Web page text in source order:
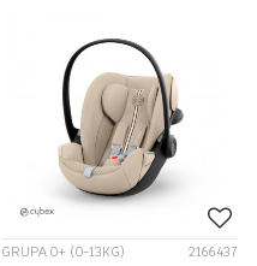
GRUPA 0+ (0-13KG) 2166437